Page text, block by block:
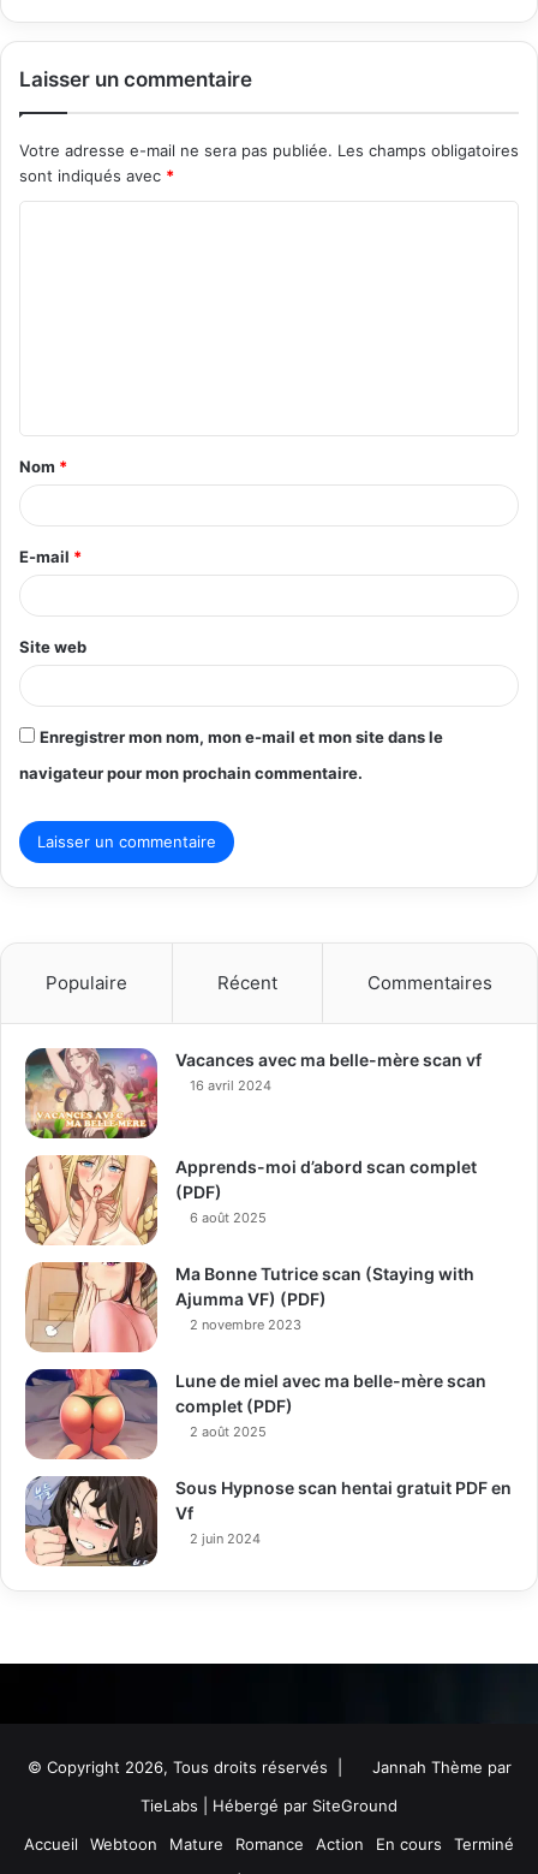
Laisser un commentaire
Votre adresse e-mail ne sera pas publiée. Les champs obligatoires
sont indiqués avec *
t
a
e
*
Nom *
E-mail *
Site web
Enregistrer mon nom, mon e-mail et mon site dans le
navigateur pour mon prochain commentaire.
Populaire Récent Commentaires
Vacances avec ma belle-mère scan vf
16 avril 2024
Apprends-moi d’abord scan complet
(PDF)
6 août 2025
Ma Bonne Tutrice scan (Staying with
Ajumma VF) (PDF)
2 novembre 2023
Lune de miel avec ma belle-mère scan
complet (PDF)
2 août 2025
Sous Hypnose scan hentai gratuit PDF en
Vf
2 juin 2024
© Copyright 2026, Tous droits réservés |
Jannah Thème par
TieLabs | Hébergé par SiteGround
Accueil
Webtoon Mature Romance Action En cours
Terminé